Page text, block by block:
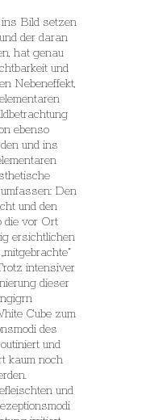
Bild setzen
der daran
hat genau
und
Nebeneffekt,
ebenso
und ins
Den
und den
die vor Ort
ersichtlichen
intensiver
dieser
Cube zum
des
und
kaum noch
und